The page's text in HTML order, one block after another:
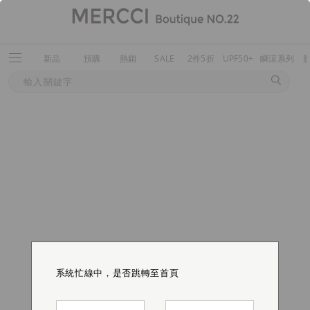
新品 預購 熱銷 SALE 2件5折 UPF50+ 瞬涼系列
系統忙線中，是否跳轉至首頁
系統忙線中，是否跳轉至首頁
系統忙線中，是否跳轉至首頁
系統忙線中，是否跳轉至首頁
系統忙線中，是否跳轉至首頁